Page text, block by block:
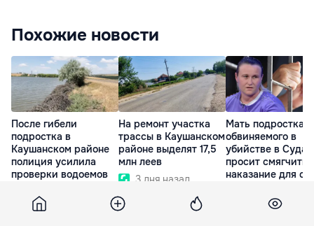
Похожие новости
После гибели
подростка в
Каушанском районе
полиция усилила
проверки водоемов
На ремонт участка
трассы в Каушанском
районе выделят 17,5
млн леев
3 дня назад
Мать подростка,
обвиняемого в
убийстве в
просит смягчить
наказание для